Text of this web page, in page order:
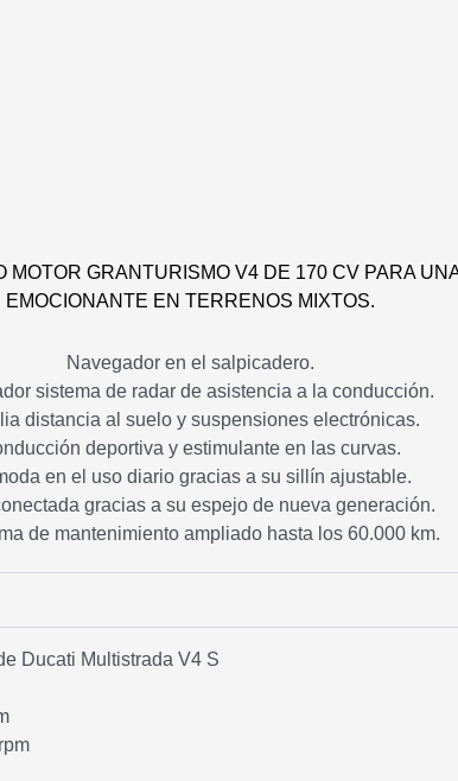
MOTOR GRANTURISMO V4 DE 170 CV PARA
EMOCIONANTE EN TERRENOS MIXTOS.
Navegador en el salpicadero.
sistema de radar de asistencia a la conducción.
distancia al suelo y suspensiones electrónicas.
deportiva y estimulante en las curvas.
en el uso diario gracias a su sillín ajustable.
gracias a su espejo de nueva generación.
de mantenimiento ampliado hasta los 60.000 km.
Ducati Multistrada V4 S